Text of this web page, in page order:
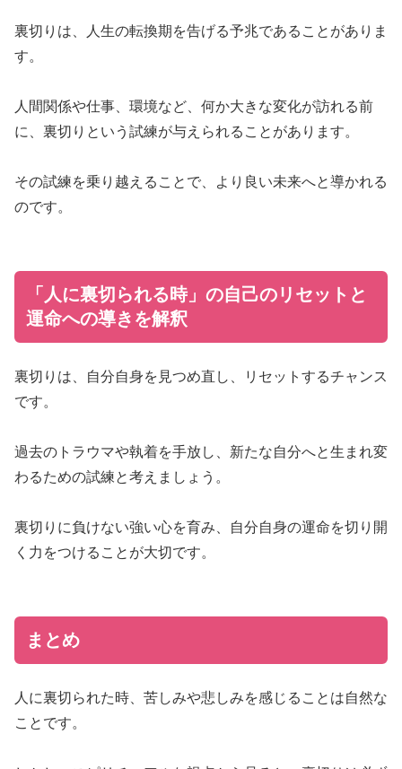
裏切りは、人生の転換期を告げる予兆であることがありま
す。
人間関係や仕事、環境など、何か大きな変化が訪れる前
に、裏切りという試練が与えられることがあります。
その試練を乗り越えることで、より良い未来へと導かれる
のです。
「人に裏切られる時」の自己のリセットと
運命への導きを解釈
裏切りは、自分自身を見つめ直し、リセットするチャンス
です。
過去のトラウマや執着を手放し、新たな自分へと生まれ変
わるための試練と考えましょう。
裏切りに負けない強い心を育み、自分自身の運命を切り開
く力をつけることが大切です。
まとめ
人に裏切られた時、苦しみや悲しみを感じることは自然な
ことです。